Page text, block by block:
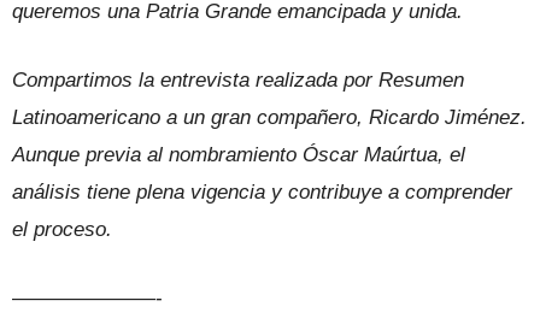
queremos una Patria Grande emancipada y unida.
Compartimos la entrevista realizada por Resumen
Latinoamericano a un gran compañero, Ricardo Jiménez.
Aunque previa al nombramiento Óscar Maúrtua, el
análisis tiene plena vigencia y contribuye a comprender
el proceso.
———————-